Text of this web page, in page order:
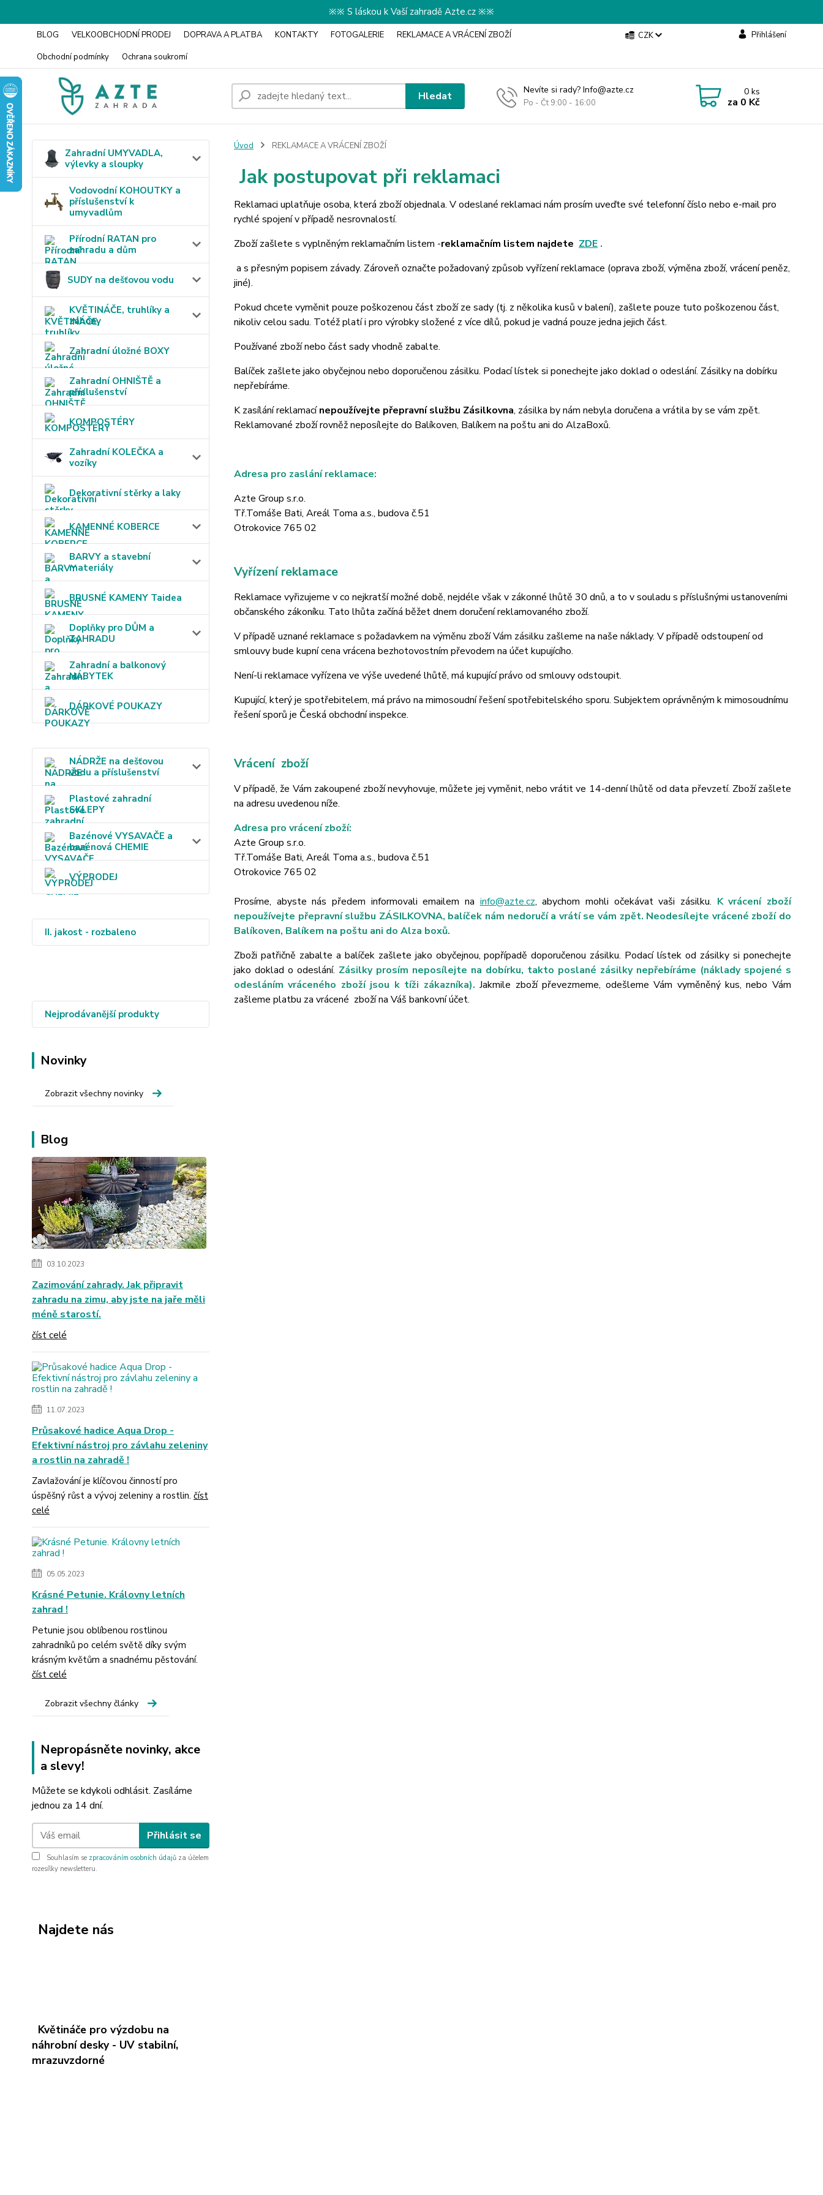
※※ S láskou k Vaší zahradě Azte.cz ※※
BLOG VELKOOBCHODNÍ PRODEJ DOPRAVA A PLATBA KONTAKTY FOTOGALERIE
REKLAMACE A VRÁCENÍ ZBOŽÍ
Obchodní podmínky
Ochrana soukromí
CZK Přihlášení
Hledat Nevíte si rady? Info@azte.cz
Po - Čt 9:00 - 16:00
0ks
za 0 Kč
Zahradní UMYVADLA,
výlevky a sloupky
Vodovodní KOHOUTKY a
příslušenství k
umyvadlům
Přírodní RATAN pro
zahradu a dům
SUDY na dešťovou vodu
KVĚTINÁČE, truhlíky a
záhony
Zahradní úložné BOXY
Zahradní OHNIŠTĚ a
příslušenství
KOMPOSTÉRY
Zahradní KOLEČKA a
vozíky
Dekorativní stěrky a laky
KAMENNÉ KOBERCE
BARVY a stavební
materiály
BRUSNÉ KAMENY Taidea
Doplňky pro DŮM a
ZAHRADU
Zahradní a balkonový
NÁBYTEK
DÁRKOVÉ POUKAZY
NÁDRŽE na dešťovou
vodu a příslušenství
Plastové zahradní
SKLEPY
Bazénové VYSAVAČE a
bazénová CHEMIE
VÝPRODEJ
II. jakost - rozbaleno
Nejprodávanější produkty
Novinky
Zobrazit všechny novinky
Blog
03.10.2023
Zazimování zahrady. Jak připravit
zahradu na zimu, aby jste na jaře měli
méně starostí.
číst celé
11.07.2023
Průsakové hadice Aqua Drop -
Efektivní nástroj pro závlahu zeleniny
a rostlin na zahradě !
Zavlažování je klíčovou činností pro
úspěšný růst a vývoj zeleniny a rostlin. číst
celé
05.05.2023
Krásné Petunie. Královny letních
zahrad !
Petunie jsou oblíbenou rostlinou
zahradníků po celém světě díky svým
krásným květům a snadnému pěstování.
číst celé
Zobrazit všechny články
Nepropásněte novinky, akce
a slevy!
Můžete se kdykoli odhlásit. Zasíláme
jednou za 14 dní.
Přihlásit se
Souhlasím se zpracováním osobních údajů za účelem
rozesílky newsletteru.
Najdete nás
Květináče pro výzdobu na
náhrobní desky - UV stabilní,
mrazuvzdorné
Úvod REKLAMACE A VRÁCENÍ ZBOŽÍ
Jak postupovat při reklamaci
Reklamaci uplatňuje osoba, která zboží objednala. V odeslané reklamaci nám prosím uveďte své telefonní číslo nebo e-mail pro
rychlé spojení v případě nesrovnalostí.
Zboží zašlete s vyplněným reklamačním listem -reklamačním listem najdete ZDE.
a s přesným popisem závady. Zároveň označte požadovaný způsob vyřízení reklamace (oprava zboží, výměna zboží, vrácení peněz,
jiné).
Pokud chcete vyměnit pouze poškozenou část zboží ze sady (tj. z několika kusů v balení), zašlete pouze tuto poškozenou část,
nikoliv celou sadu. Totéž platí i pro výrobky složené z více dílů, pokud je vadná pouze jedna jejich část.
Používané zboží nebo část sady vhodně zabalte.
Balíček zašlete jako obyčejnou nebo doporučenou zásilku. Podací lístek si ponechejte jako doklad o odeslání. Zásilky na dobírku
nepřebíráme.
K zasílání reklamacínepoužívejte přepravní službu Zásilkovna, zásilka by nám nebyla doručena a vrátila by se vám zpět.
Reklamované zboží rovněž neposílejte do Balíkoven, Balíkem na poštu ani do AlzaBoxů.
Adresa pro zaslání reklamace:
Azte Group s.r.o.
Tř.Tomáše Bati, Areál Toma a.s., budova č.51
Otrokovice 765 02
Vyřízení reklamace
Reklamace vyřizujeme v co nejkratší možné době, nejdéle však v zákonné lhůtě 30 dnů, a to v souladu s příslušnými ustanoveními
občanského zákoníku. Tato lhůta začíná běžet dnem doručení reklamovaného zboží.
V případě uznané reklamace s požadavkem na výměnu zboží Vám zásilku zašleme na naše náklady. V případě odstoupení od
smlouvy bude kupní cena vrácena bezhotovostním převodem na účet kupujícího.
Není-li reklamace vyřízena ve výše uvedené lhůtě, má kupující právo od smlouvy odstoupit.
Kupující, který je spotřebitelem, má právo na mimosoudní řešení spotřebitelského sporu. Subjektem oprávněným k mimosoudnímu
řešení sporů je Česká obchodní inspekce.
Vrácení zboží
V případě, že Vám zakoupené zboží nevyhovuje, můžete jej vyměnit, nebo vrátit ve 14-denní lhůtě od data převzetí. Zboží zašlete
na adresu uvedenou níže.
Adresa pro vrácení zboží:
Azte Group s.r.o.
Tř.Tomáše Bati, Areál Toma a.s., budova č.51
Otrokovice 765 02
Prosíme, abyste nás předem informovali emailem na info@azte.cz, abychom mohli očekávat vaši zásilku. K vrácení zboží
nepoužívejte přepravní službu ZÁSILKOVNA, balíček nám nedoručí a vrátí se vám zpět. Neodesílejte vrácené zboží do
Balíkoven, Balíkem na poštu ani do Alza boxů.
Zboži patřičně zabalte a balíček zašlete jako obyčejnou, popřípadě doporučenou zásilku. Podací lístek od zásilky si ponechejte
jako doklad o odeslání. Zásilky prosím neposílejte na dobírku, takto poslané zásilky nepřebíráme (náklady spojené s
odesláním vráceného zboží jsou k tíži zákazníka). Jakmile zboží převezmeme, odešleme Vám vyměněný kus, nebo Vám
zašleme platbu za vrácené zboží na Váš bankovní účet.